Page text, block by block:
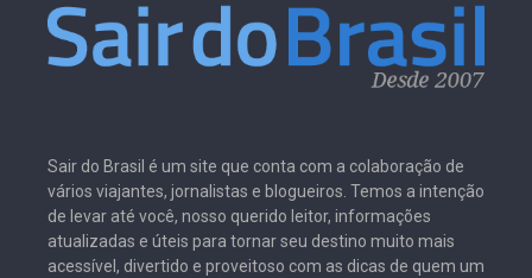
Sair do Brasil é um site que conta com a colaboração de
vários viajantes, jornalistas e blogueiros. Temos a intenção
de levar até você, nosso querido leitor, informações
atualizadas e úteis para tornar seu destino muito mais
acessível, divertido e proveitoso com as dicas de quem um